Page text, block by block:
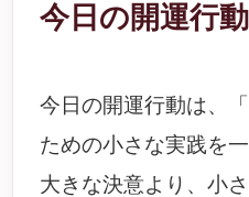
今日の開運行動
今日の開運行動は、
ための小さな実践を
大きな決意より、小